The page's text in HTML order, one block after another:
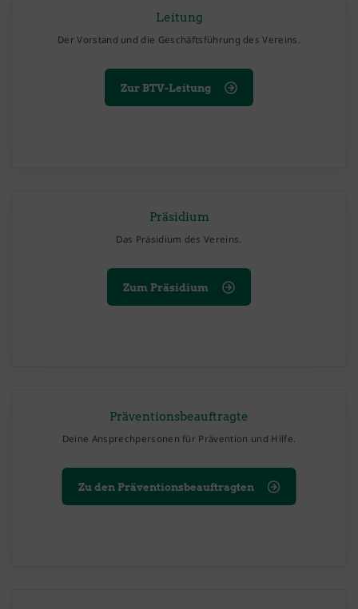
Leitung
Der Vorstand und die Geschäftsführung des Vereins.
Zur BTV-Leitung
Präsidium
Das Präsidium des Vereins.
Zum Präsidium
Präventionsbeauftragte
Deine Ansprechpersonen für Prävention und Hilfe.
Zu den Präventionsbeauftragten